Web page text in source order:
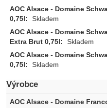
Skladem
Skladem
Skladem
Výrobce